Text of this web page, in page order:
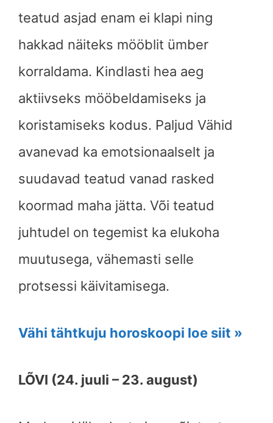
teatud asjad enam ei klapi ning
hakkad näiteks mööblit ümber
korraldama. Kindlasti hea aeg
aktiivseks mööbeldamiseks ja
koristamiseks kodus. Paljud Vähid
avanevad ka emotsionaalselt ja
suudavad teatud vanad rasked
koormad maha jätta. Või teatud
juhtudel on tegemist ka elukoha
muutusega, vähemasti selle
protsessi käivitamisega.
Vähi tähtkuju horoskoopi loe siit »
LÕVI (24. juuli – 23. august)